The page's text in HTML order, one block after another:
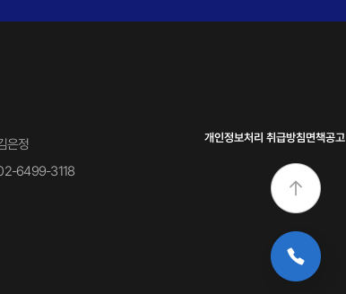
은정
6499-3118
개인정보처리 취급방침면책공고